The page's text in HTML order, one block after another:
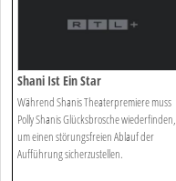
Shani Ist Ein Star
Während Shanis Theaterpremiere muss
Polly Shanis Glücksbrosche wiederfinden,
um einen störungsfreien Ablauf der
Aufführung sicherzustellen.